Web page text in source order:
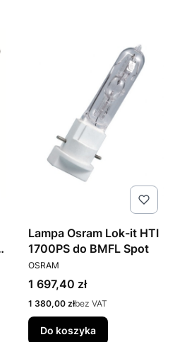
Lampa Osram Lok-it HTI
1700PS do BMFL Spot
PRODUCENT
OSRAM
Cena
1 697,40 zł
Cena
1 380,00 złbez VAT
Do koszyka